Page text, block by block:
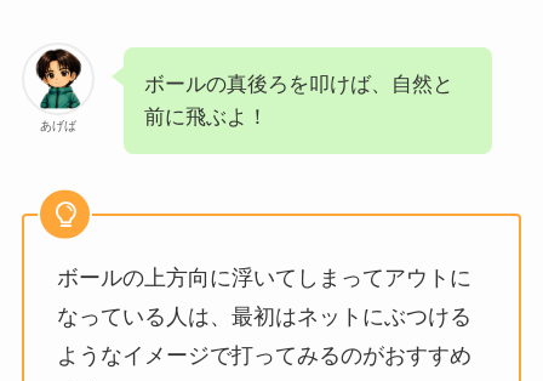
あげば
ボールの真後ろを叩けば、自然と
前に飛ぶよ！
ボールの上方向に浮いてしまってアウトに
なっている人は、最初はネットにぶつける
ようなイメージで打ってみるのがおすすめ